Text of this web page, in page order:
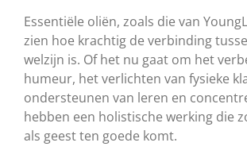
Essentiële oliën, zoals die van
zien hoe krachtig de verbinding
welzijn is. Of het nu gaat om het
humeur, het verlichten van fysieke
ondersteunen van leren en
hebben een holistische werking die
als geest ten goede komt.